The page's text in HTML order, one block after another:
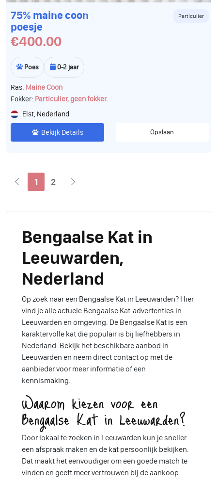
75% maine coon
poesje
Particulier
€400.00
Poes 0-2 jaar
Ras: Maine Coon
Fokker: Particulier, geen fokker.
Elst, Nederland
Bekijk Details Opslaan
1 2
Bengaalse Kat in
Leeuwarden,
Nederland
Op zoek naar een Bengaalse Kat in Leeuwarden? Hier
vind je alle actuele Bengaalse Kat-advertenties in
Leeuwarden en omgeving. De Bengaalse Kat is een
karaktervolle kat die populair is bij liefhebbers in
Nederland. Bekijk het beschikbare aanbod in
Leeuwarden en neem direct contact op met de
aanbieder voor meer informatie of een
kennismaking.
Waarom kiezen voor een
Bengaalse Kat in Leeuwarden?
Door lokaal te zoeken in Leeuwarden kun je sneller
een afspraak maken en de kat persoonlijk bekijken.
Dat maakt het eenvoudiger om een goede match te
vinden en geeft meer vertrouwen bij de aankoop.